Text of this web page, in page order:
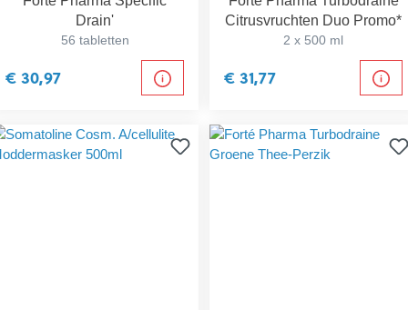
Drain'
56 tabletten
€ 30,97
Citrusvruchten Duo Promo*
2 x 500 ml
€ 31,77